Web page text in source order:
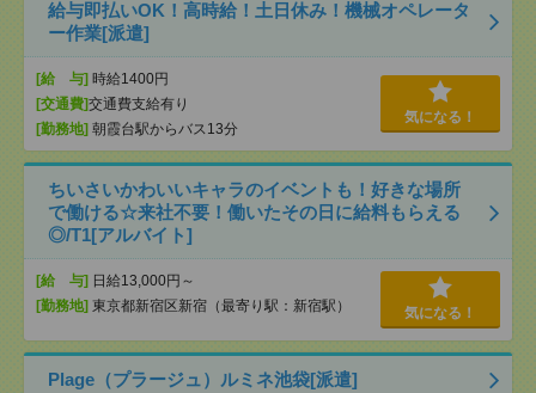
給与即払いOK！高時給！土日休み！機械オペレータ
ー作業[派遣]
[給 与] 時給1400円
[交通費]交通費支給有り
[勤務地] 朝霞台駅からバス13分
気になる！
ちいさいかわいいキャラのイベントも！好きな場所
で働ける☆来社不要！働いたその日に給料もらえる
◎/T1[アルバイト]
[給 与] 日給13,000円～
[勤務地] 東京都新宿区新宿（最寄り駅：新宿駅） 気になる！
Plage（プラージュ）ルミネ池袋[派遣]